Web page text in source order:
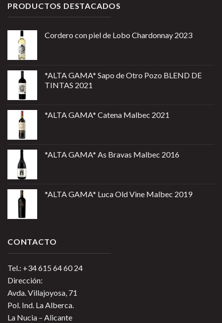
PRODUCTOS DESTACADOS
Cordero con piel de Lobo Chardonnay 2023
*ALTA GAMA* Sapo de Otro Pozo BLEND DE
TINTAS 2021
*ALTA GAMA* Catena Malbec 2021
*ALTA GAMA* As Bravas Malbec 2016
*ALTA GAMA* Luca Old Vine Malbec 2019
CONTACTO
Tel.: +34 615 64 60 24
Dirección:
Avda. Villajoyosa, 71
Pol. Ind. La Alberca.
La Nucia – Alicante